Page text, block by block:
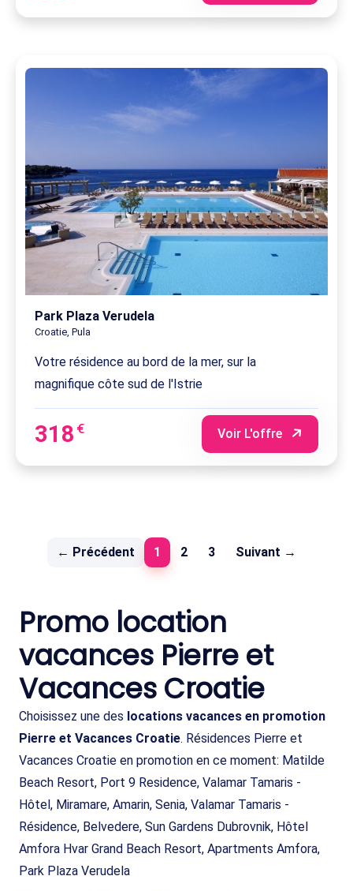
Park Plaza Verudela
Croatie, Pula
Votre résidence au bord de la mer, sur la
magnifique côte sud de l'Istrie
318 € Voir L'offre
← Précédent 1 (current)
2 3 Suivant →
Promo location
vacances Pierre et
Vacances Croatie
Choisissez une des locations vacances en promotion
Pierre et Vacances Croatie. Résidences Pierre et
Vacances Croatie en promotion en ce moment: Matilde
Beach Resort, Port 9 Residence, Valamar Tamaris -
Hôtel, Miramare, Amarin, Senia, Valamar Tamaris -
Résidence, Belvedere, Sun Gardens Dubrovnik, Hôtel
Amfora Hvar Grand Beach Resort, Apartments Amfora,
Park Plaza Verudela